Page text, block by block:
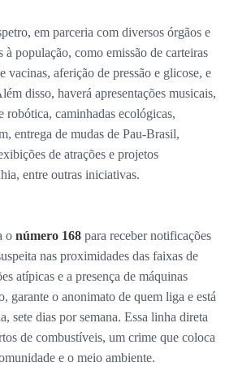
em parceria com diversos órgãos e
à população, como emissão de carteiras
vacinas, aferição de pressão e glicose, e
disso, haverá apresentações musicais,
robótica, caminhadas ecológicas,
entrega de mudas de Pau-Brasil,
de atrações e projetos
entre outras iniciativas.
o número 168 para receber notificações
nas proximidades das faixas de
atípicas e a presença de máquinas
garante o anonimato de quem liga e está
sete dias por semana. Essa linha direta
de combustíveis, um crime que coloca
e o meio ambiente.